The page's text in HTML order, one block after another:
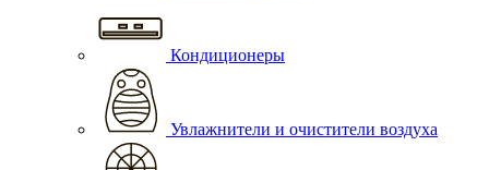
Кондиционеры
Увлажнители и очистители воздуха